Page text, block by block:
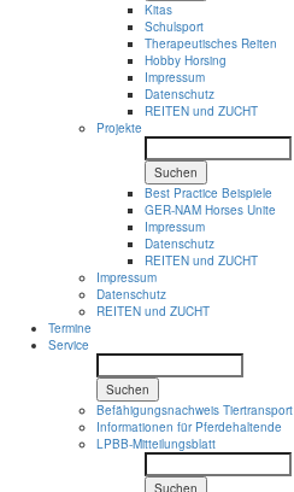
Kitas
Schulsport
Therapeutisches Reiten
Hobby Horsing
Impressum
Datenschutz
REITEN und ZUCHT
Projekte
Suchen
Best Practice Beispiele
GER-NAM Horses Unite
Impressum
Datenschutz
REITEN und ZUCHT
Impressum
Datenschutz
REITEN und ZUCHT
Termine
Service
Suchen
Befähigungsnachweis Tiertransport
Informationen für Pferdehaltende
LPBB-Mitteilungsblatt